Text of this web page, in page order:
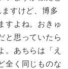
すけど、博多
すよね。おきゅ
と思っていたら
。あちらは「え
全く同じものな